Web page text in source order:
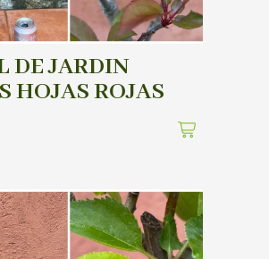
DE JARDIN
HOJAS ROJAS